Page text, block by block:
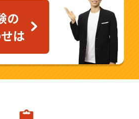
いただけましたら、是非一
可児教室までお気軽にお問
。
の
は